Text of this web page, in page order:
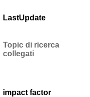
LastUpdate
Topic di ricerca
collegati
impact factor